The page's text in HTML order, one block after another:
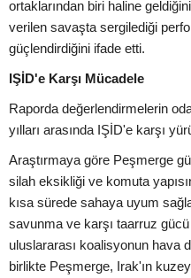
ortaklarından biri haline
verilen savaşta sergilediği
güçlendirdiğini ifade etti.
IŞİD'e Karşı Mücadele
Raporda değerlendirmelerin
yılları arasında IŞİD'e karşı
Araştırmaya göre Peşmerge
silah eksikliği ve komuta
kısa sürede sahaya uyum
savunma ve karşı taarruz
uluslararası koalisyonun hava
birlikte Peşmerge, Irak'ın